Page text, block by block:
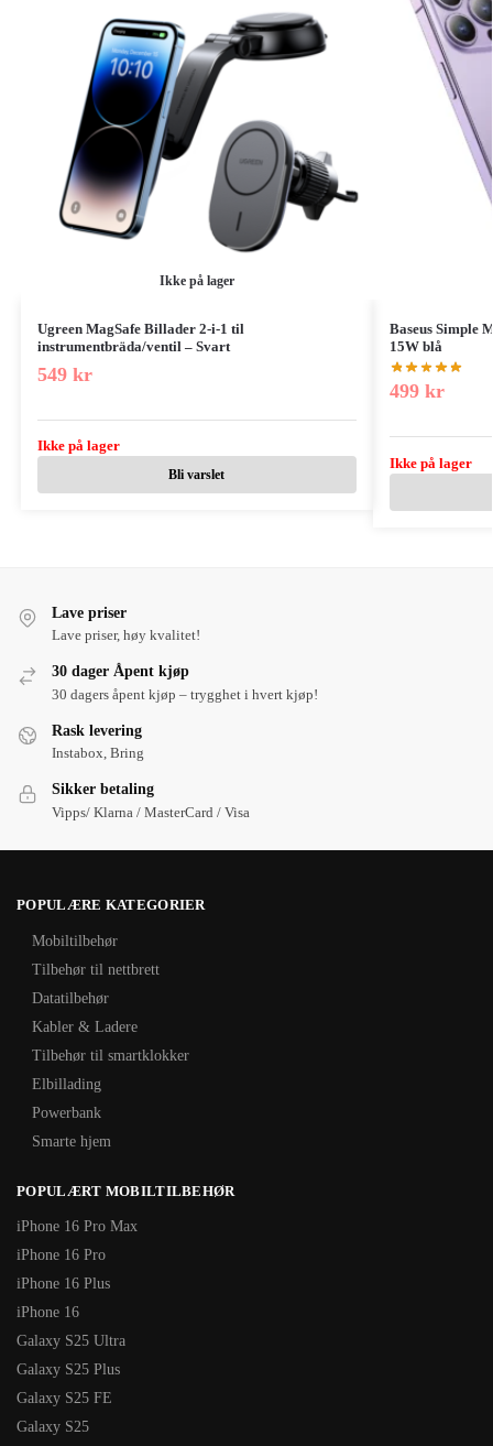
Ikke på lager
Ugreen MagSafe Billader 2-i-1 til
instrumentbräda/ventil – Svart
549 kr
Ikke på lager
Bli varslet
Baseus Simple
15W blå
499 kr
Ikke på lager
Lave priser
Lave priser, høy kvalitet!
30 dager Åpent kjøp
30 dagers åpent kjøp – trygghet i hvert kjøp!
Rask levering
Instabox, Bring
Sikker betaling
Vipps/ Klarna / MasterCard / Visa
POPULÆRE KATEGORIER
Mobiltilbehør
Tilbehør til nettbrett
Datatilbehør
Kabler & Ladere
Tilbehør til smartklokker
Elbillading
Powerbank
Smarte hjem
POPULÆRT MOBILTILBEHØR
iPhone 16 Pro Max
iPhone 16 Pro
iPhone 16 Plus
iPhone 16
Galaxy S25 Ultra
Galaxy S25 Plus
Galaxy S25 FE
Galaxy S25